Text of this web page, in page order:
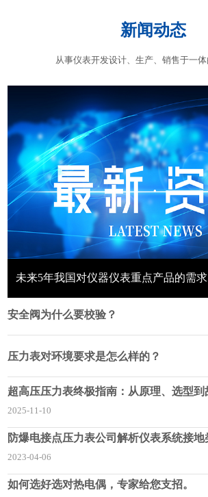
新闻动态
从事仪表开发设计、生产、销售于一
未来5年我国对仪器仪表重点产品的需求
安全阀为什么要校验？
压力表对环境要求是怎么样的？
超高压压力表终极指南：从原理、选型
2025-11-10
防爆电接点压力表公司解析仪表系统接地
2023-04-06
如何选好选对热电偶，专家给您支招。